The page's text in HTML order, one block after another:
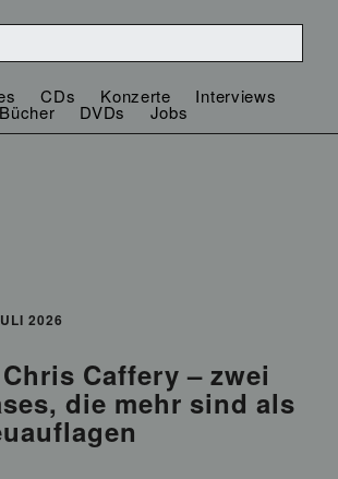
CDs Konzerte Interviews
Bücher DVDs Jobs
2026
Caffery – zwei
die mehr sind als